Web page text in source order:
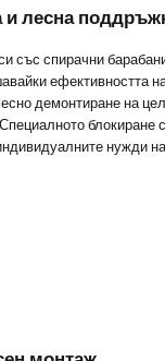
и лесна
със спирачни
ефективността
демонтиране на
нужди